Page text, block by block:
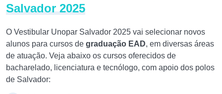
Salvador 2025
O Vestibular Unopar Salvador 2025 vai selecionar novos
alunos para cursos de graduação EAD, em diversas áreas
de atuação. Veja abaixo os cursos oferecidos de
bacharelado, licenciatura e tecnólogo, com apoio dos polos
de Salvador: